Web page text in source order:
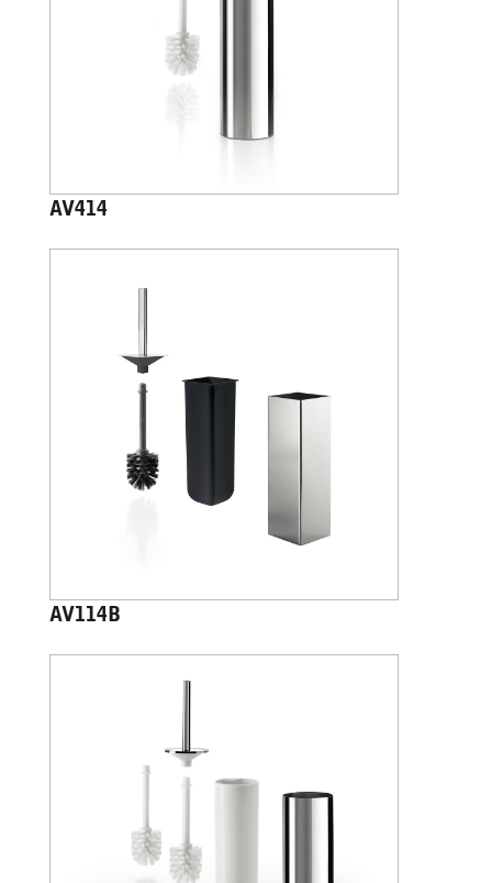
AV414
AV114B